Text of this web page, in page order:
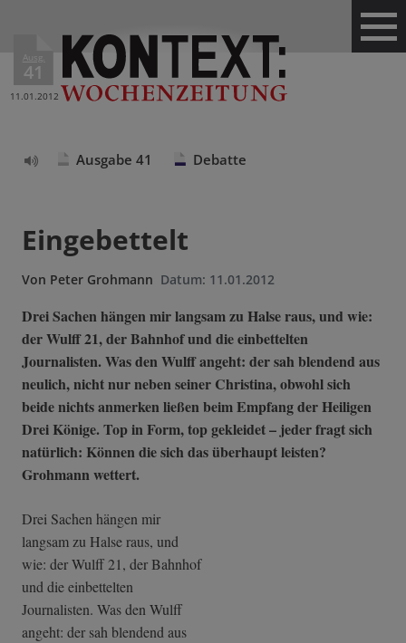
Ausg.
41
11.01.2012
Ausgabe 41 Debatte
Eingebettelt
Von Peter Grohmann Datum: 11.01.2012
Drei Sachen hängen mir langsam zu Halse raus, und wie:
der Wulff 21, der Bahnhof und die einbettelten
Journalisten. Was den Wulff angeht: der sah blendend aus
neulich, nicht nur neben seiner Christina, obwohl sich
beide nichts anmerken ließen beim Empfang der Heiligen
Drei Könige. Top in Form, top gekleidet – jeder fragt sich
natürlich: Können die sich das überhaupt leisten?
Grohmann wettert.
Drei Sachen hängen mir
langsam zu Halse raus, und
wie: der Wulff 21, der Bahnhof
und die einbettelten
Journalisten. Was den Wulff
angeht: der sah blendend aus